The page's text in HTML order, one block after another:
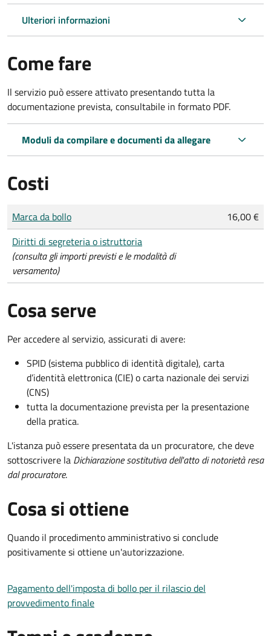
Ulteriori informazioni
Come fare
Il servizio può essere attivato presentando tutta la
documentazione prevista, consultabile in formato PDF.
Moduli da compilare e documenti da allegare
Costi
Tipo di pagamento
Importo
Marca da bollo
16,00 €
Diritti di segreteria o istruttoria
(consulta gli importi previsti e le modalità di
versamento)
Cosa serve
Per accedere al servizio, assicurati di avere:
SPID (sistema pubblico di identità digitale), carta
d’identità elettronica (CIE) o carta nazionale dei servizi
(CNS)
tutta la documentazione prevista per la presentazione
della pratica.
L'istanza può essere presentata da un procuratore, che deve
sottoscrivere la Dichiarazione sostitutiva dell'atto di notorietà resa
dal procuratore.
Cosa si ottiene
Quando il procedimento amministrativo si conclude
positivamente si ottiene un'autorizzazione.
Pagamento dell'imposta di bollo per il rilascio del
provvedimento finale